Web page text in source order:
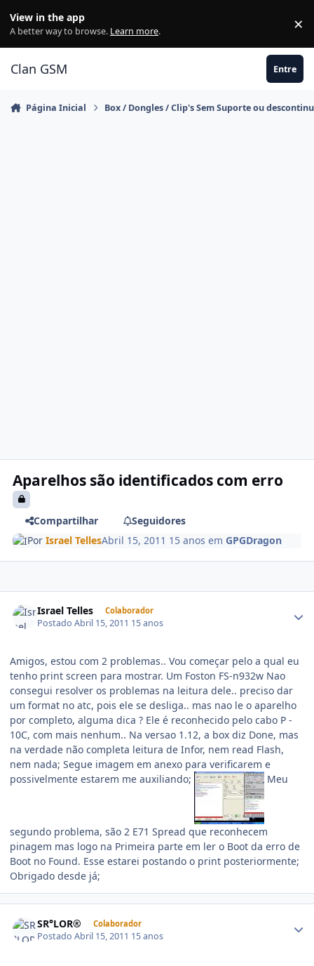
View in the app
A better way to browse. Learn more. ×
Clan GSM Entre
Página Inicial Box / Dongles / Clip's Sem Suporte ou
Aparelhos são identificados com erro
Compartilhar
Seguidores
PorIsrael TellesAbril 15, 2011 15 anos emGPGDragon
Israel Telles Colaborador
PostadoAbril 15, 2011 15 anos
Amigos, estou com 2 problemas.. Vou começar pelo a qual eu
tenho print screen para mostrar. Um Foston FS-n932w Nao
consegui resolver os problemas na leitura dele.. preciso dar
um format no atc, pois ele se desliga.. mas nao le o aparelho
por completo, alguma dica ? Ele é reconhecido pelo cabo P -
10C, com mais nenhum.. Na versao 1.12, a box diz Done, mas
na verdade não completa leitura de Infor, nem read Flash,
nem nada; Segue imagem em anexo para verificarem e
possivelmente estarem me auxiliando;
Meu
segundo problema, são 2 E71 Spread que reconhecem
pinagem mas logo na Primeira parte em ler o Boot da erro de
Boot no Found. Esse estarei postando o print posteriormente;
Obrigado desde já;
SR°LOR® Colaborador
PostadoAbril 15, 2011 15 anos